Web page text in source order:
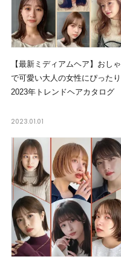
【最新ミディアムヘア】おし
で可愛い大人の女性にぴったり
2023年トレンドヘアカタログ
2023.01.01